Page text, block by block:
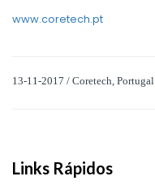
www.coretech.pt
13-11-2017 / Coretech, Portugal
Links Rápidos